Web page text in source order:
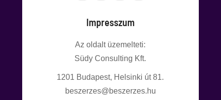
Impresszum
Az oldalt üzemelteti:
Südy Consulting Kft.
1201 Budapest, Helsinki út 81.
beszerzes@beszerzes.hu